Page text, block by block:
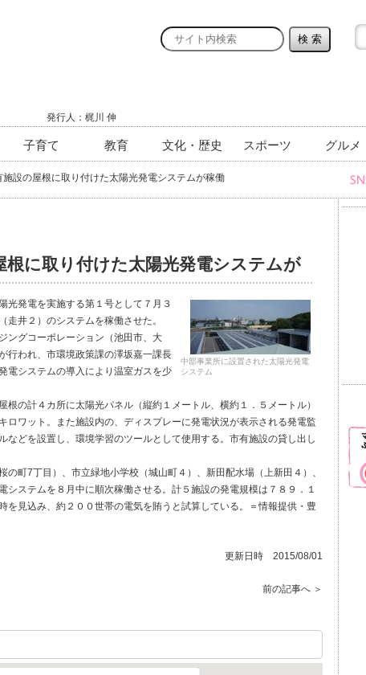
発行人：梶川 伸
子育て 教育 文化・歴史 スポーツ グルメ
施設の屋根に取り付けた太陽光発電システムが稼働
根に取り付けた太陽光発電システムが
中部事業所に設置された太陽光発電
システム
発電を実施する第１号として７月３
走井２）のシステムを稼働させた。
ングコーポレーション（池田市、大
行われ、市環境政策課の澤坂嘉一課長
電システムの導入により温室ガスを少
の計４カ所に太陽光パネル（縦約１メートル、横約１．５メートル）
ロワット。また施設内の、ディスプレーに発電状況が表示される発電監
などを設置し、環境学習のツールとして使用する。市有施設の貸し出し
町7丁目）、市立緑地小学校（城山町４）、新田配水場（上新田４）、
ステムを８月中に順次稼働させる。計５施設の発電規模は７８９．１
を見込み、約２００世帯の電気を賄うと試算している。＝情報提供・豊
更新日時 2015/08/01
前の記事へ ＞